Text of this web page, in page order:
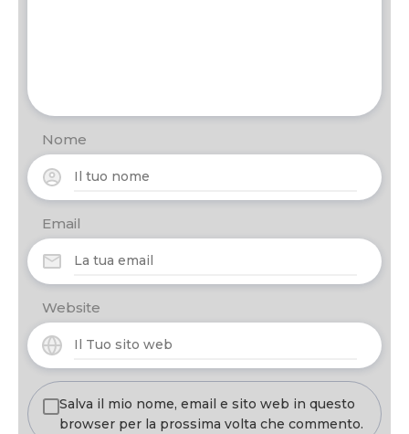
Nome
Email
Website
Salva il mio nome, email e sito web in questo
browser per la prossima volta che commento.